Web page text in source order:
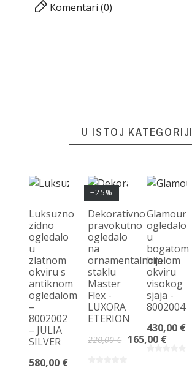
Komentari (0)
U ISTOJ KATEGORIJI
Luksuzno
zidno
ogledalo
u
zlatnom
okviru s
antiknom
ogledalom
–
8002002
– JULIA
SILVER
580,00 €
Dekorativno
pravokutno
ogledalo
na
ornamentalnom
staklu
Master
Flex -
LUXORA
ETERION
220,00 € 165,00 €
−25%
Glamour
ogledalo
u
bogatom
bijelom
okviru
visokog
sjaja -
8002004
430,00 €